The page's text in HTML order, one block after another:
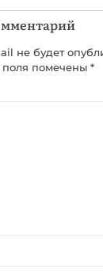
не будет
поля помечены*